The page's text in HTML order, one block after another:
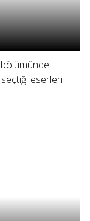
seçtiği eserleri